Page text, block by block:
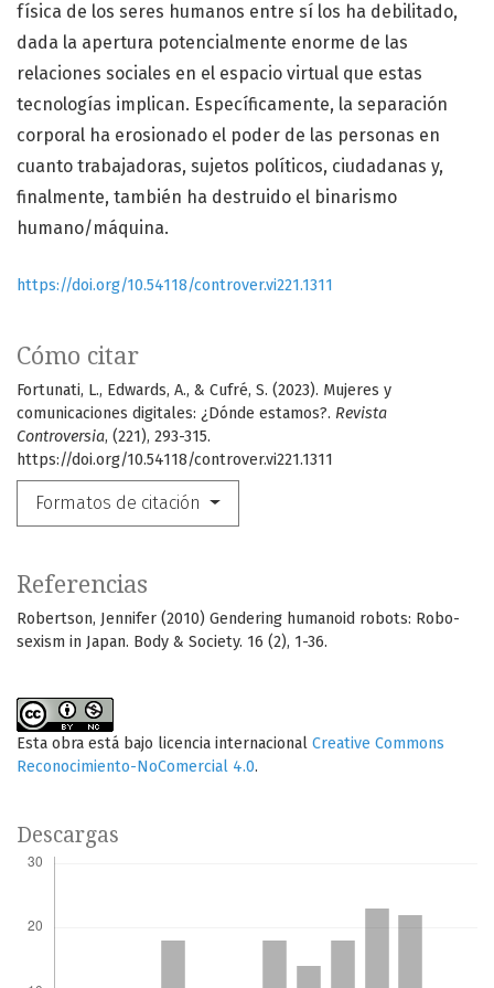
Cómo citar
Fortunati, L., Edwards, A., & Cufré, S. (2023). Mujeres y
comunicaciones digitales: ¿Dónde estamos?. Revista
Controversia, (221), 293-315.
https://doi.org/10.54118/controver.vi221.1311
Formatos de citación
física de los seres humanos entre sí los ha debilitado,
dada la apertura potencialmente enorme de las
relaciones sociales en el espacio virtual que estas
tecnologías implican. Específicamente, la separación
corporal ha erosionado el poder de las personas en
cuanto trabajadoras, sujetos políticos, ciudadanas y,
finalmente, también ha destruido el binarismo
humano/máquina.
https://doi.org/10.54118/controver.vi221.1311
Esta obra está bajo licencia internacional Creative Commons
Reconocimiento-NoComercial 4.0.
Referencias
Robertson, Jennifer (2010) Gendering humanoid robots: Robo-
sexism in Japan. Body & Society. 16 (2), 1-36.
Descargas